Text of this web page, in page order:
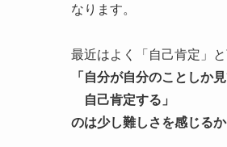
なります。
最近はよく「自己肯定」と
「自分が自分のことしか
自己肯定する」
のは少し難しさを感じる